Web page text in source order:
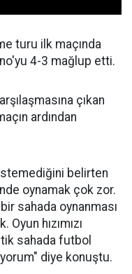
turu ilk maçında
4-3 mağlup etti.
çıkan
ardından
belirten
oynamak çok zor.
sahada oynanması
hızımızı
sahada futbol
diye konuştu.